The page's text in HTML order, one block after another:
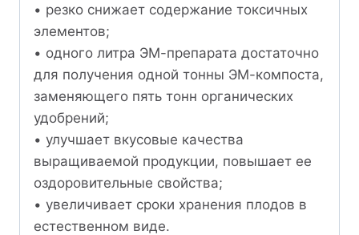
• резко снижает содержание токсичных
элементов;
• одного литра ЭМ-препарата достаточно
для получения одной тонны ЭМ-компоста,
заменяющего пять тонн органических
удобрений;
• улучшает вкусовые качества
выращиваемой продукции, повышает ее
оздоровительные свойства;
• увеличивает сроки хранения плодов в
естественном виде.